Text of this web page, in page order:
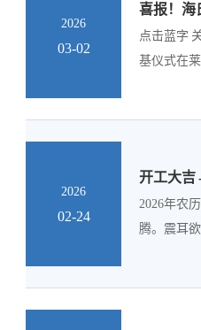
2026
03-02
喜报！海
点击蓝字
基仪式在
2026
02-24
开工大吉
2026年农
腾。震耳